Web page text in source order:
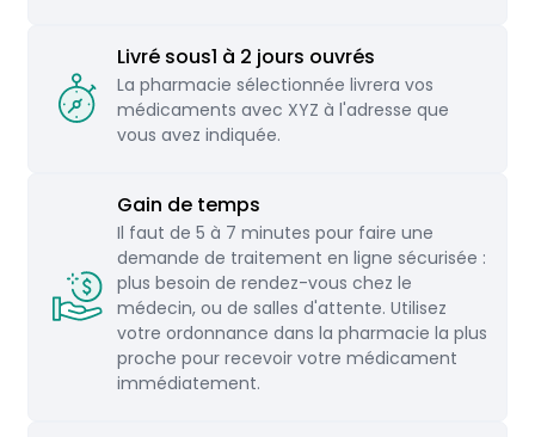
autre État membre. La même chose est également
réglementée dans la directive européenne
2012/52EU.
Remboursement par les assureurs
maladie légaux
Dans le cadre de ce service, les médecins
traitants de la plateforme DoktorABC prescrivent
principalement des médicaments qui ne sont pas
couverts par les caisses d'assurance maladie
légales. En outre, les ordonnances provenant
Livré sous1 à 2 jours ouvrés
La pharmacie sélectionnée livrera vos
médicaments avec XYZ à l'adresse que
vous avez indiquée.
Gain de temps
Il faut de 5 à 7 minutes pour faire une
demande de traitement en ligne sécurisée :
plus besoin de rendez-vous chez le
médecin, ou de salles d'attente. Utilisez
votre ordonnance dans la pharmacie la plus
proche pour recevoir votre médicament
immédiatement.